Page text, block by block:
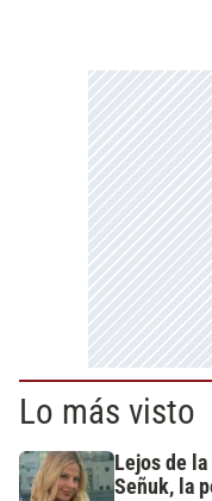
Lo más visto
Lejos de
Señuk, la